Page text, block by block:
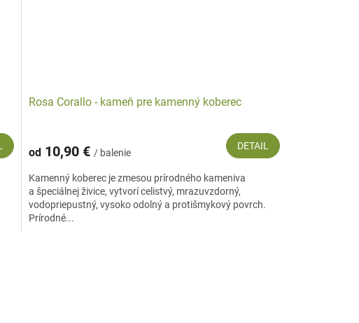
Rosa Corallo - kameň pre kamenný koberec
od10,90 € / balenie
DETAIL
Kamenný koberec je zmesou prírodného kameniva
a špeciálnej živice, vytvorí celistvý, mrazuvzdorný,
vodopriepustný, vysoko odolný a protišmykový povrch.
Prírodné...